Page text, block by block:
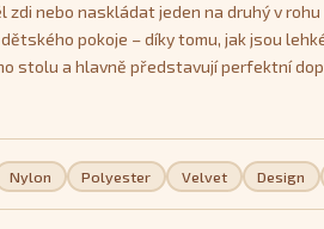
zdi nebo naskládat jeden na druhý v
pokoje – díky tomu, jak jsou
stolu a hlavně představují perfektní
a samozřejmě také z velkého
Nylon Polyester Velvet Design